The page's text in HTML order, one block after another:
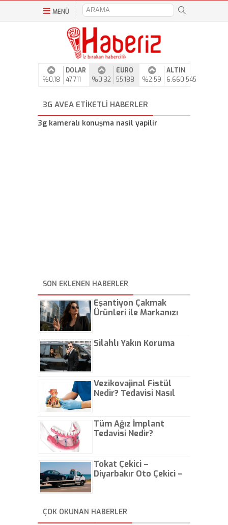
MENÜ
%0,18
DOLAR
47,711
%0,32
EURO
55,188
%2,59
ALTIN
6.660,545
3G AVEA ETIKETLI HABERLER
3g kameralı konuşma nasil yapilir
SON EKLENEN HABERLER
Eşantiyon Çakmak
Ürünleri ile Markanızı
Silahlı Yakın Koruma
Vezikovajinal Fistül
Nedir? Tedavisi Nasıl
Tüm Ağız İmplant
Tedavisi Nedir?
Tokat Çekici –
Diyarbakır Oto Çekici –
ÇOK OKUNAN HABERLER